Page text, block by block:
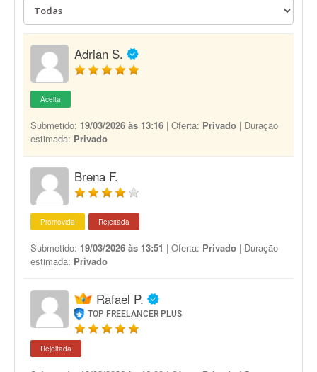
Adrian S.
Aceita
Submetido: 19/03/2026 às 13:16 | Oferta: Privado | Duração
estimada: Privado
Brena F.
Promovida Rejeitada
Submetido: 19/03/2026 às 13:51 | Oferta: Privado | Duração
estimada: Privado
Rafael P.
TOP FREELANCER PLUS
Rejeitada